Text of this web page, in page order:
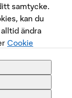
samtycke.
kan du
ändra
Cookie
behandlar
det här